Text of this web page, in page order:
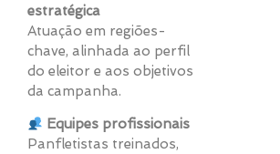
estratégica
Atuação em regiões-
chave, alinhada ao perfil
do eleitor e aos objetivos
da campanha.
Equipes profissionais
Panfletistas treinados,